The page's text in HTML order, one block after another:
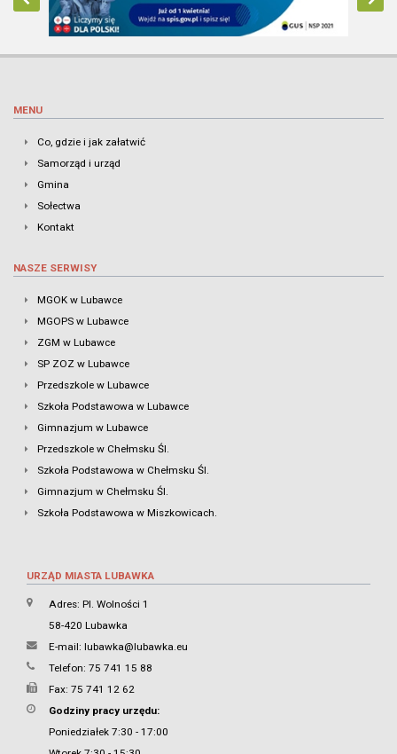
MENU
Co, gdzie i jak załatwić
Samorząd i urząd
Gmina
Sołectwa
Kontakt
NASZE SERWISY
MGOK w Lubawce
MGOPS w Lubawce
ZGM w Lubawce
SP ZOZ w Lubawce
Przedszkole w Lubawce
Szkoła Podstawowa w Lubawce
Gimnazjum w Lubawce
Przedszkole w Chełmsku Śl.
Szkoła Podstawowa w Chełmsku Śl.
Gimnazjum w Chełmsku Śl.
Szkoła Podstawowa w Miszkowicach.
URZĄD MIASTA LUBAWKA
Adres: Pl. Wolności 1
58-420 Lubawka
E-mail: lubawka@lubawka.eu
Telefon: 75 741 15 88
Fax: 75 741 12 62
Godziny pracy urzędu:
Poniedziałek 7:30 - 17:00